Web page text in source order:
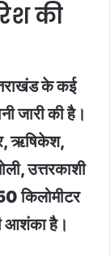
की
के कई
जारी की है।
ऋषिकेश,
उत्तरकाशी
किलोमीटर
आशंका है।